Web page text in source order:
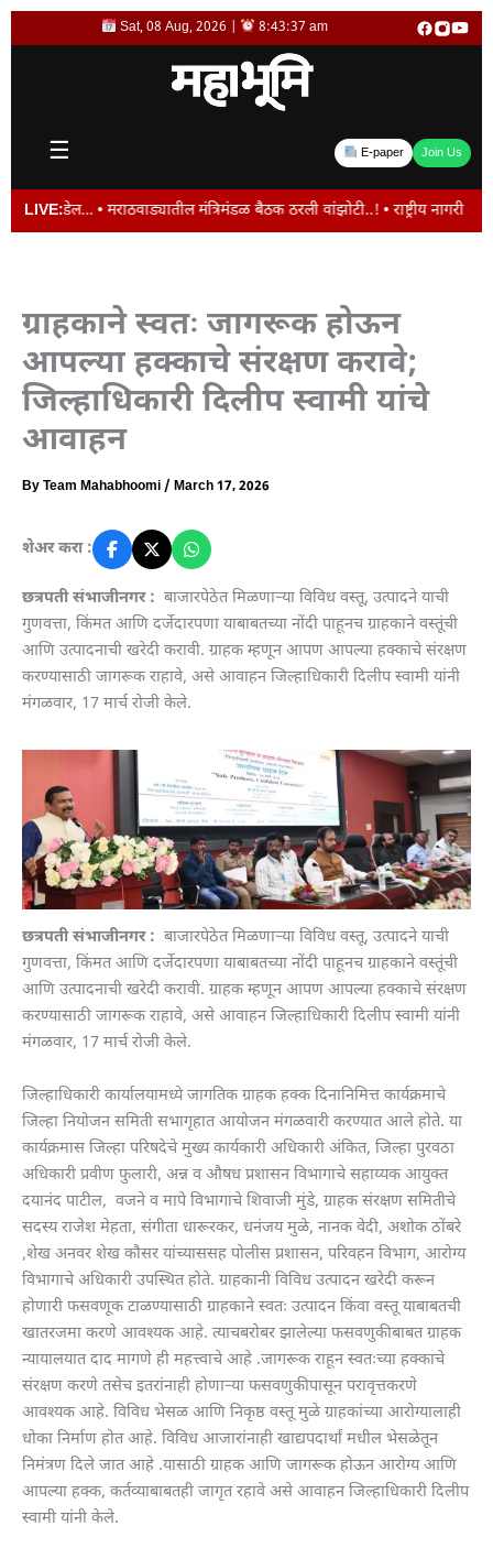
Skip
Sat, 08 Aug, 2026 | 8:43:37 am
☰ E-paper Join Us
LIVE:
• मराठवाड्यातील मंत्रिमंडळ बैठक ठरली वांझोटी..! • राष्ट्रीय नागरी आरोग्य
ग्राहकाने स्वतः जागरूक होऊन
आपल्या हक्काचे संरक्षण करावे;
जिल्हाधिकारी दिलीप स्वामी यांचे
आवाहन
ByTeam Mahabhoomi/ March 17, 2026
शेअर करा :
छत्रपती संभाजीनगर : बाजारपेठेत मिळणाऱ्या विविध वस्तू, उत्पादने याची
गुणवत्ता, किंमत आणि दर्जेदारपणा याबाबतच्या नोंदी पाहूनच ग्राहकाने वस्तूंची
आणि उत्पादनाची खरेदी करावी. ग्राहक म्हणून आपण आपल्या हक्काचे संरक्षण
करण्यासाठी जागरूक राहावे, असे आवाहन जिल्हाधिकारी दिलीप स्वामी यांनी
मंगळवार, 17 मार्च रोजी केले.
छत्रपती संभाजीनगर : बाजारपेठेत मिळणाऱ्या विविध वस्तू, उत्पादने याची
गुणवत्ता, किंमत आणि दर्जेदारपणा याबाबतच्या नोंदी पाहूनच ग्राहकाने वस्तूंची
आणि उत्पादनाची खरेदी करावी. ग्राहक म्हणून आपण आपल्या हक्काचे संरक्षण
करण्यासाठी जागरूक राहावे, असे आवाहन जिल्हाधिकारी दिलीप स्वामी यांनी
मंगळवार, 17 मार्च रोजी केले.
जिल्हाधिकारी कार्यालयामध्ये जागतिक ग्राहक हक्क दिनानिमित्त कार्यक्रमाचे
जिल्हा नियोजन समिती सभागृहात आयोजन मंगळवारी करण्यात आले होते. या
कार्यक्रमास जिल्हा परिषदेचे मुख्य कार्यकारी अधिकारी अंकित, जिल्हा पुरवठा
अधिकारी प्रवीण फुलारी, अन्न व औषध प्रशासन विभागाचे सहाय्यक आयुक्त
दयानंद पाटील, वजने व मापे विभागाचे शिवाजी मुंडे, ग्राहक संरक्षण समितीचे
सदस्य राजेश मेहता, संगीता धारूरकर, धनंजय मुळे, नानक वेदी, अशोक ठोंबरे
,शेख अनवर शेख कौसर यांच्याससह पोलीस प्रशासन, परिवहन विभाग, आरोग्य
विभागाचे अधिकारी उपस्थित होते. ग्राहकानी विविध उत्पादन खरेदी करून
होणारी फसवणूक टाळण्यासाठी ग्राहकाने स्वतः उत्पादन किंवा वस्तू याबाबतची
खातरजमा करणे आवश्यक आहे. त्याचबरोबर झालेल्या फसवणुकीबाबत ग्राहक
न्यायालयात दाद मागणे ही महत्त्वाचे आहे .जागरूक राहून स्वतःच्या हक्काचे
संरक्षण करणे तसेच इतरांनाही होणाऱ्या फसवणुकीपासून परावृत्तकरणे
आवश्यक आहे. विविध भेसळ आणि निकृष्ठ वस्तू मुळे ग्राहकांच्या आरोग्यालाही
धोका निर्माण होत आहे. विविध आजारांनाही खाद्यपदार्थां मधील भेसळेतून
निमंत्रण दिले जात आहे .यासाठी ग्राहक आणि जागरूक होऊन आरोग्य आणि
आपल्या हक्क, कर्तव्याबाबतही जागृत रहावे असे आवाहन जिल्हाधिकारी दिलीप
स्वामी यांनी केले.